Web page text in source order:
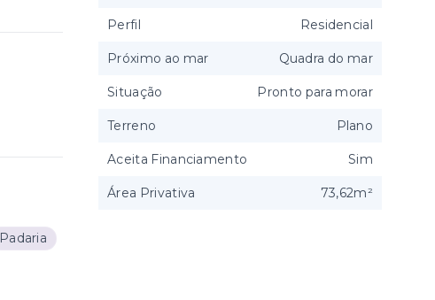
Padaria
Perfil Residencial
Próximo ao mar Quadra do mar
Situação Pronto para morar
Terreno Plano
Aceita Financiamento Sim
Área Privativa 73,62m²